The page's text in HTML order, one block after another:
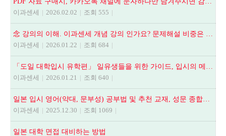
이과센세
| 2026.02.02 | 조회 555 |
이과센세
| 2026.01.22 | 조회 684 |
이과센세
| 2026.01.21 | 조회 640 |
이과센세
| 2025.12.30 | 조회 1069 |
일본 대학 면접 대비하는 방법